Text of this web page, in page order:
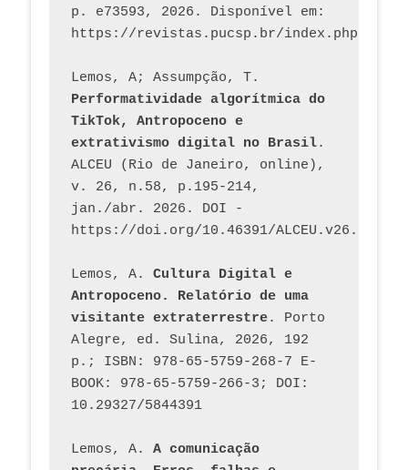
p. e73593, 2026. Disponível em:
Performatividade algorítmica do
TikTok, Antropoceno e
extrativismo digital no Brasil.
ALCEU (Rio de Janeiro, online),
v. 26, n.58, p.195-214,
jan./abr. 2026. DOI -
https://doi.org/10.46391/
Lemos, A. Cultura Digital e
Antropoceno. Relatório de uma
visitante extraterrestre. Porto
Alegre, ed. Sulina, 2026, 192
p.; ISBN: 978-65-5759-268-7 E-
BOOK: 978-65-5759-266-3; DOI:
10.29327/5844391
Lemos, A. A comunicação